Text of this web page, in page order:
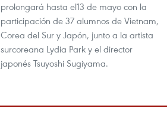
prolongará hasta el13 de mayo con la
participación de 37 alumnos de Vietnam,
Corea del Sur y Japón, junto a la artista
surcoreana Lydia Park y el director
japonés Tsuyoshi Sugiyama.